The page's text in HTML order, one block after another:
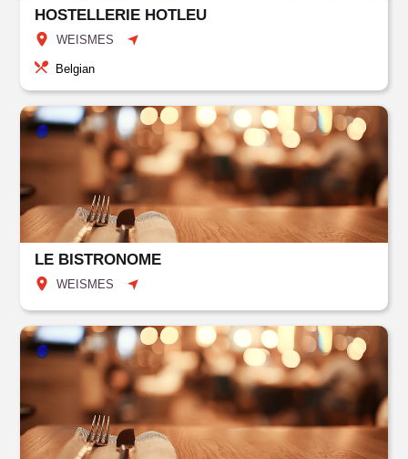
HOSTELLERIE HOTLEU
WEISMES
Belgian
LE BISTRONOME
WEISMES